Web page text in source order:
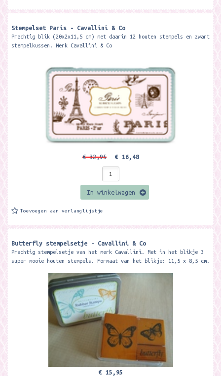
Stempelset Paris - Cavallini & Co
Prachtig blik (20x2x11,5 cm) met daarin 12 houten stempels en zwart
stempelkussen. Merk Cavallini & Co
€ 32,95 € 16,48
In winkelwagen
Toevoegen aan verlanglijstje
Butterfly stempelsetje - Cavallini & Co
Prachtig stempelsetje van het merk Cavallini. Met in het blikje 3
super mooie houten stempels. Formaat van het blikje: 11,5 x 8,5 cm.
€ 15,95